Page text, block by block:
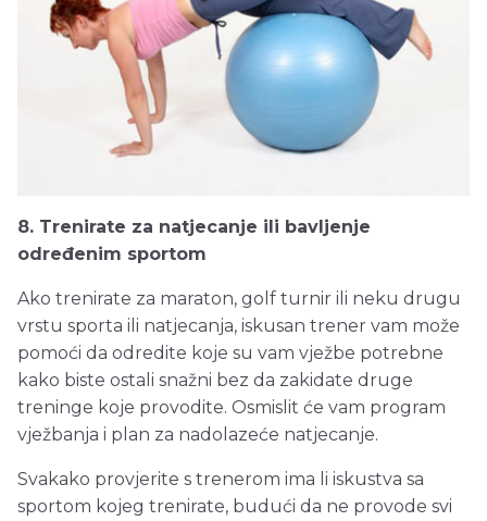
8. Trenirate za natjecanje ili bavljenje
određenim sportom
Ako trenirate za maraton, golf turnir ili neku drugu
vrstu sporta ili natjecanja, iskusan trener vam može
pomoći da odredite koje su vam vježbe potrebne
kako biste ostali snažni bez da zakidate druge
treninge koje provodite. Osmislit će vam program
vježbanja i plan za nadolazeće natjecanje.
Svakako provjerite s trenerom ima li iskustva sa
sportom kojeg trenirate, budući da ne provode svi